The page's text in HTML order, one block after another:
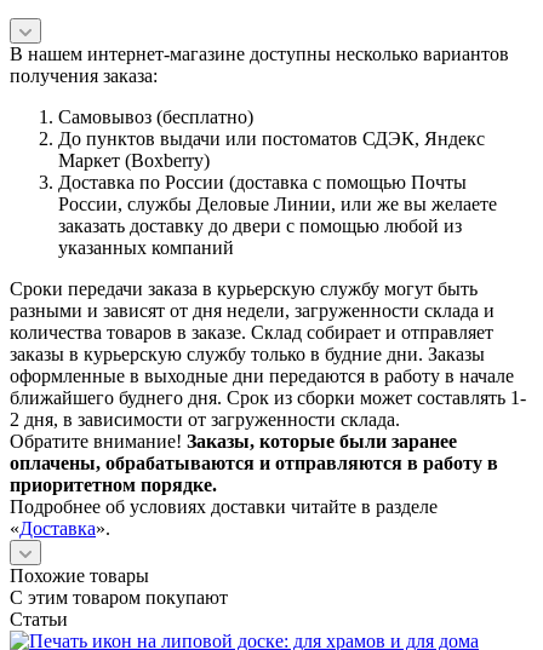
В нашем интернет-магазине доступны несколько вариантов
получения заказа:
Самовывоз (бесплатно)
До пунктов выдачи или постоматов СДЭК, Яндекс
Маркет (Boxberry)
Доставка по России (доставка с помощью Почты
России, службы Деловые Линии, или же вы желаете
заказать доставку до двери с помощью любой из
указанных компаний
Сроки передачи заказа в курьерскую службу могут быть
разными и зависят от дня недели, загруженности склада и
количества товаров в заказе. Склад собирает и отправляет
заказы в курьерскую службу только в будние дни. Заказы
оформленные в выходные дни передаются в работу в начале
ближайшего буднего дня. Срок из сборки может составлять 1-
2 дня, в зависимости от загруженности склада.
Обратите внимание! Заказы, которые были заранее
оплачены, обрабатываются и отправляются в работу в
приоритетном порядке.
Подробнее об условиях доставки читайте в разделе
«Доставка».
Похожие товары
С этим товаром покупают
Статьи